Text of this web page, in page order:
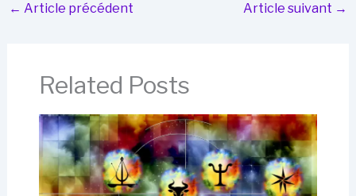
← Article précédent Article suivant →
Related Posts